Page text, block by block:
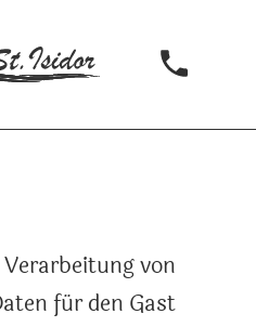
von
für den Gast